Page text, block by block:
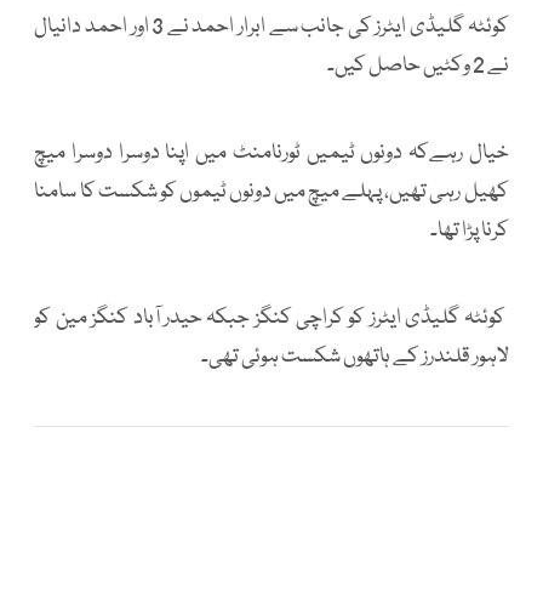
کوئٹہ گلیڈی ایٹرز کی جانب سے ابرار احمد نے 3 اور احمد دانیال
نے 2 وکٹیں حاصل کیں۔
خیال رہےکہ دونوں ٹیمیں ٹورنامنٹ میں اپنا دوسرا دوسرا میچ
کھیل رہی تھیں، پہلے میچ میں دونوں ٹیموں کو شکست کا سامنا
کرنا پڑا تھا۔
کوئٹہ گلیڈی ایٹرز کو کراچی کنگز جبکہ حیدر آباد کنگز مین کو
لاہور قلندرز کے ہاتھوں شکست ہوئی تھی۔